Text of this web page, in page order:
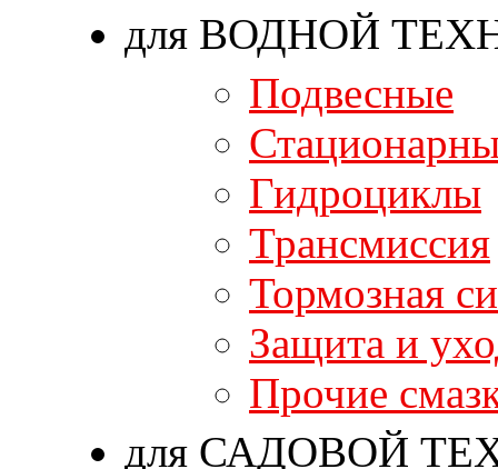
для ВОДНОЙ
Подвесные
Гидроциклы
Трансмиссия
Тормозная
Защита и
Прочие
для САДОВОЙ